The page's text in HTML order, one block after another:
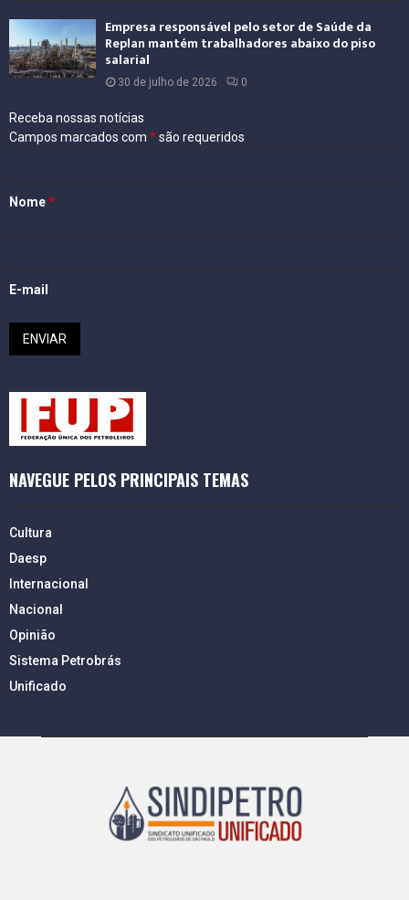
Empresa responsável pelo setor de Saúde da
Replan mantém trabalhadores abaixo do piso
salarial
30 de julho de 2026 0
Receba nossas notícias
Campos marcados com *são requeridos
Nome*
E-mail
NAVEGUE PELOS PRINCIPAIS TEMAS
Cultura
Daesp
Internacional
Nacional
Opinião
Sistema Petrobrás
Unificado